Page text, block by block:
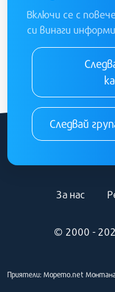
Включи се с
си винаги
Следвай
© 2000 -
За нас
Приятели: Морето.net